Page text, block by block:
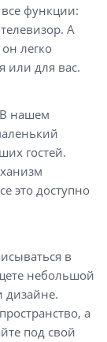
функции:
А
легко
или для вас.
нашем
гостей.
это доступно
в
небольшой
дизайне.
а
под свой